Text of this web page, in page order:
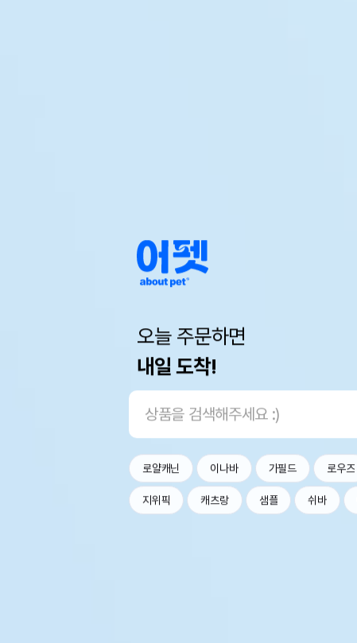
오늘 주문하면
내일 도착!
로얄캐닌 이나바 가필드 로우즈
지위픽 캐츠랑 샘플 쉬바